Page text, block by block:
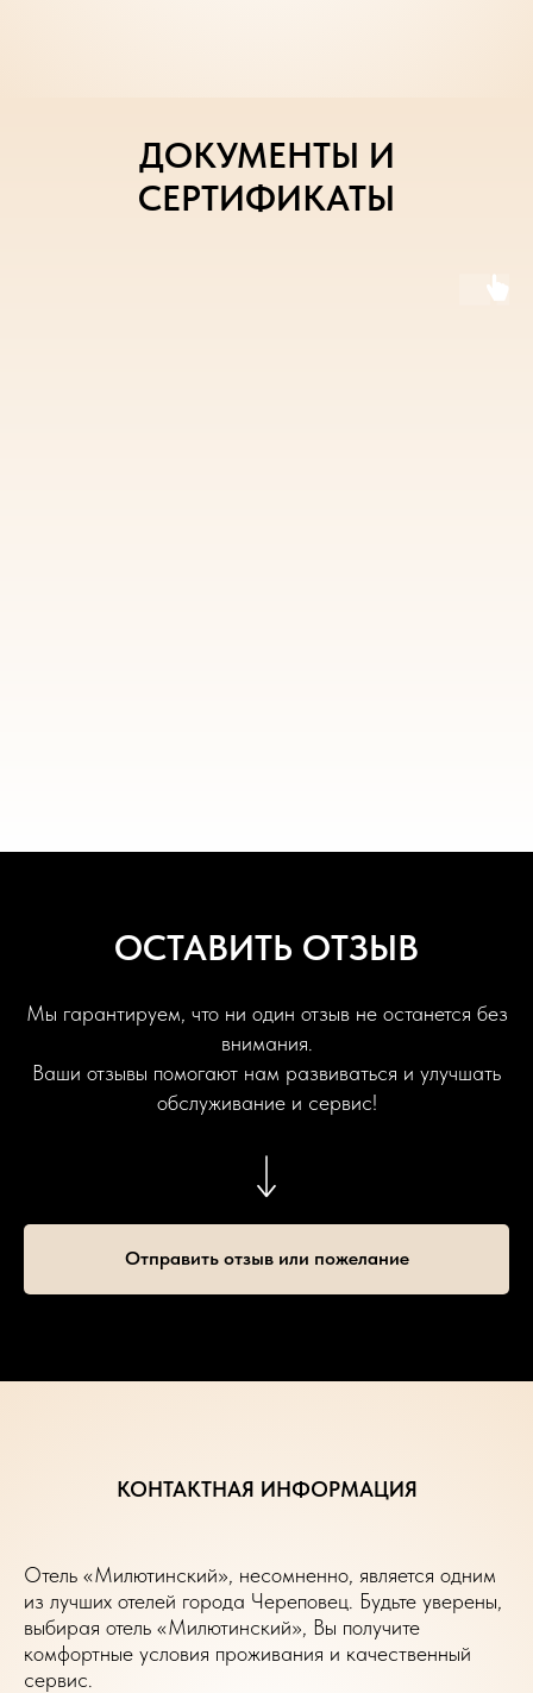
ДОКУМЕНТЫ И
СЕРТИФИКАТЫ
ОСТАВИТЬ ОТЗЫВ
Мы гарантируем, что ни один отзыв не останется без
внимания.
Ваши отзывы помогают нам развиваться и улучшать
обслуживание и сервис!
Отправить отзыв или пожелание
КОНТАКТНАЯ ИНФОРМАЦИЯ
Отель «Милютинский», несомненно, является одним
из лучших отелей города Череповец. Будьте уверены,
выбирая отель «Милютинский», Вы получите
комфортные условия проживания и качественный
сервис.